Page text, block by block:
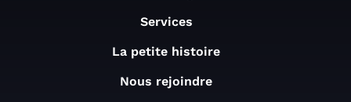
Services
La petite histoire
Nous rejoindre